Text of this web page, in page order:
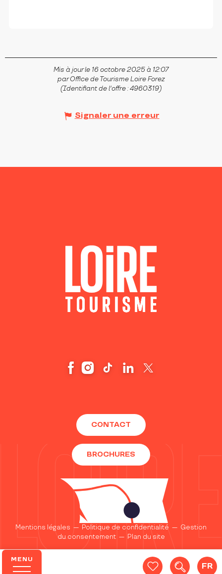
MENU
FR
Mis à jour le 16 octobre 2025 à 12:07
par Office de Tourisme Loire Forez
(Identifiant de l'offre :4960319)
Signaler une erreur
CONTACT
BROCHURES
Mentions légales — Politique de confidentialité — Gestion
du consentement— Plan du site